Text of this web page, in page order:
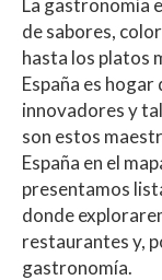
La gastronomía
de sabores,
hasta los platos
España es
innovadores y
son estos
España en el
presentamos
donde
restaurantes y,
gastronomía.